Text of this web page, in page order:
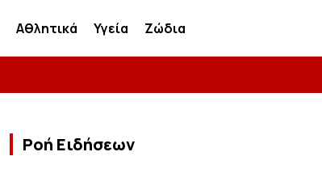
Αθλητικά Υγεία Ζώδια
Ροή Ειδήσεων